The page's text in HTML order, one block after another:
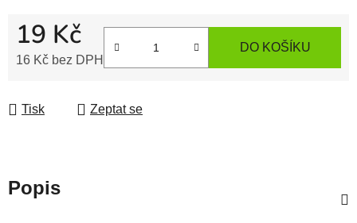
19 Kč
16 Kč bez DPH
DO KOŠÍKU
Tisk Zeptat se
Popis